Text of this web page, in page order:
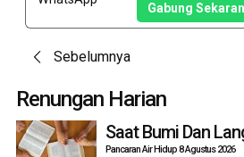
Gabung
Post
navigation
Sebelumnya
Renungan Harian
Saat Bumi Dan
Pancaran Air Hidup 8 Agustus 2026